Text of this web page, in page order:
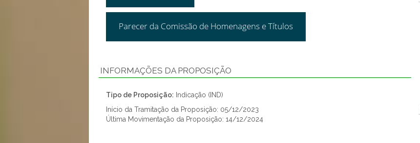
Parecer da Comissão de Homenagens e Títulos
INFORMAÇÕES DA PROPOSIÇÃO
Tipo de Proposição: Indicação (IND)
Início da Tramitação da Proposição: 05/12/2023
Última Movimentação da Proposição: 14/12/2024